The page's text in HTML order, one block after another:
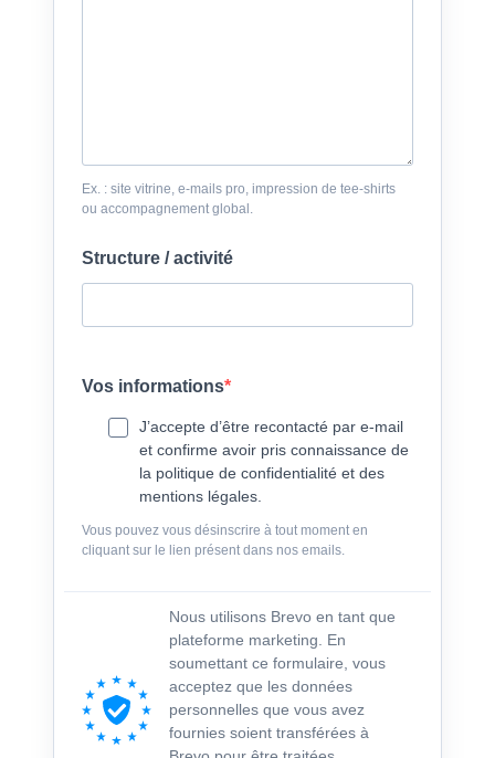
Ex. : site vitrine, e-mails pro, impression de tee-shirts
ou accompagnement global.
Structure / activité
Vos informations
J’accepte d’être recontacté par e-mail
et confirme avoir pris connaissance de
la politique de confidentialité et des
mentions légales.
Vous pouvez vous désinscrire à tout moment en
cliquant sur le lien présent dans nos emails.
Nous utilisons Brevo en tant que
plateforme marketing. En
soumettant ce formulaire, vous
acceptez que les données
personnelles que vous avez
fournies soient transférées à